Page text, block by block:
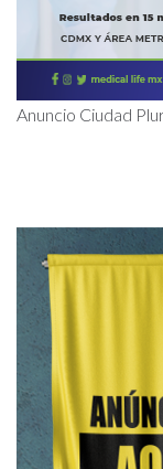
Anuncio Ciudad